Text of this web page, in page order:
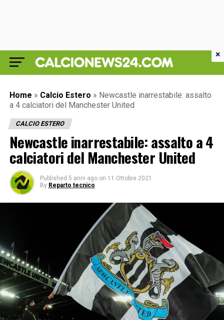
Home » Calcio Estero » Newcastle inarrestabile: assalto
a 4 calciatori del Manchester United
CALCIO ESTERO
Newcastle inarrestabile: assalto a 4
calciatori del Manchester United
Published 5 anni ago on 11 Ottobre 2021
By Reparto tecnico
×